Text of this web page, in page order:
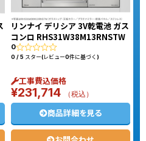
リンナイ デリシア 3V乾電池 ガス
コンロ RHS31W38M13RNSTW
0
0 / 5 スター(レビュー0件に基づく)
工事費込価格
¥231,714 （税込）
商品詳細を見る